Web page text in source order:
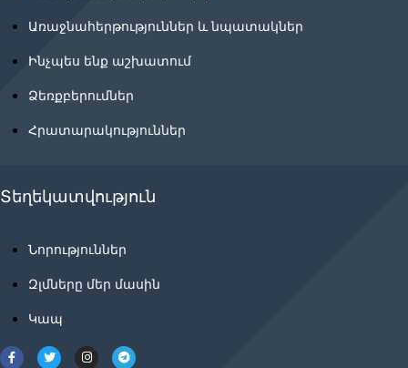
Առաջնահերթություններ և նպատակներ
Ինչպես ենք աշխատում
Ձեռքբերումներ
Հրատարակություններ
Տեղեկատվություն
Նորություններ
Զլմները մեր մասին
Կապ